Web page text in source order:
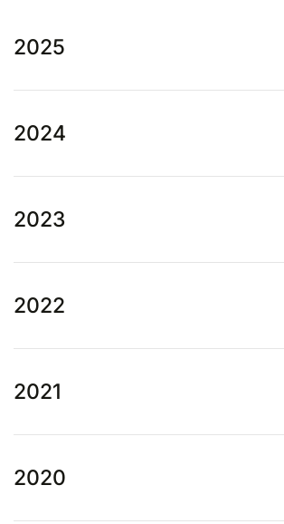
2025
2024
2023
2022
2021
2020